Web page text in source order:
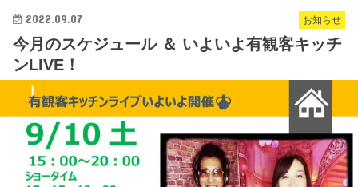
お知らせ
2022.09.07
今月のスケジュール ＆ いよいよ有観客キッチ
ンLIVE！